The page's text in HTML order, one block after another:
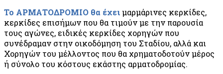
Το ΑΡΜΑΤΟΔΡΟΜΙΟ θα έχειμαρμάρινες κερκίδες,
κερκίδες επισήμων που θα τιμούν με την παρουσία
τους αγώνες, ειδικές κερκίδες χορηγών που
συνέδραμαν στην οικοδόμηση του Σταδίου, αλλά και
Χορηγών του μέλλοντος που θα χρηματοδοτούν μέρος
ή σύνολο του κόστους εκάστης αρματοδρομίας.